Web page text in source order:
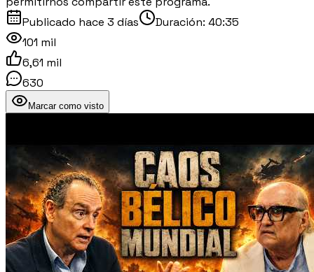
Publicado hace 3 días Duración: 40:35
101 mil
6,61 mil
630
Marcar como visto